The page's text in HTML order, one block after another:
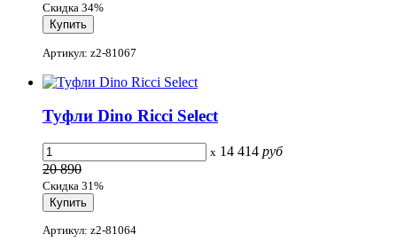
Скидка 34%
Артикул: z2-81067
Туфли Dino Ricci Select
x 14 414 руб
20 890
Скидка 31%
Артикул: z2-81064